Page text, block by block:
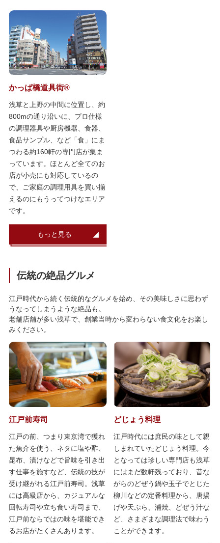
かっぱ橋道具街®
浅草と上野の中間に位置し、約
800mの通り沿いに、プロ仕様
の調理器具や厨房機器、食器、
食品サンプル、など「食」にま
つわる約160軒の専門店が集ま
っています。ほとんど全てのお
店が小売にも対応しているの
で、ご家庭の調理用具を買い揃
えるのにもうってつけなエリア
です。
もっと見る
伝統の絶品グルメ
江戸時代から続く伝統的なグルメを始め、その美味しさに思わず
うなってしまうような絶品も。
老舗店舗が多い浅草で、創業当時から変わらない食文化をお楽し
みください。
江戸前寿司
江戸の前、つまり東京湾で獲れ
た魚介を使う、ネタに塩や酢、
昆布、漬けなどで旨味を引き出
す仕事を施すなど、伝統の技が
受け継がれる江戸前寿司。浅草
には高級店から、カジュアルな
回転寿司や立ち食い寿司まで、
江戸前ならではの味を堪能でき
るお店がたくさんあります。
どじょう料理
江戸時代には庶民の味として親
しまれていたどじょう料理。今
となっては珍しい専門店も浅草
にはまだ数軒残っており、昔な
がらのどぜう鍋や玉子でとじた
柳川などの定番料理から、唐揚
げや天ぷら、浦焼、どぜう汁な
ど、さまざまな調理法で味わう
ことができます。